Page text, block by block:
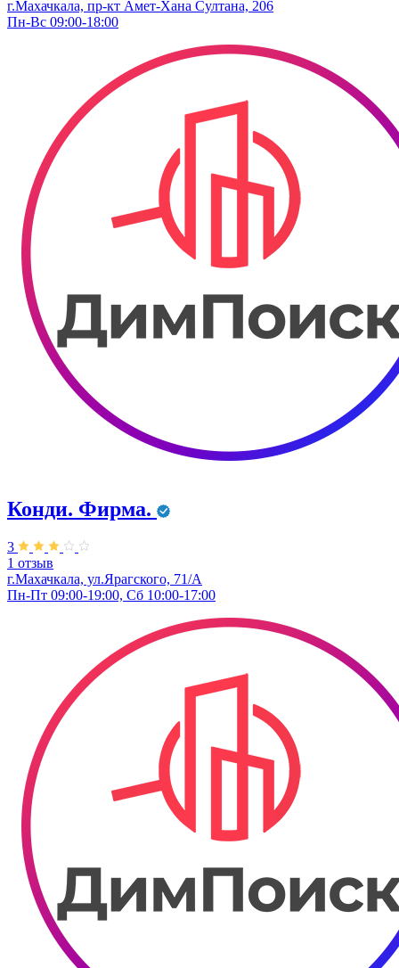
г.Махачкала, пр-кт Амет-Хана Султана, 206
Пн-Вс 09:00-18:00
Конди. ​Фирма.
3
1 отзыв
г.Махачкала, ул.Ярагского, 71/А
Пн-Пт 09:00-19:00, Сб 10:00-17:00